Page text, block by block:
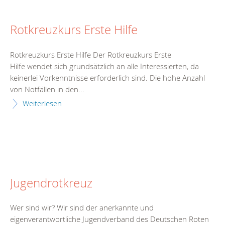
Rotkreuzkurs Erste Hilfe
Rotkreuzkurs Erste Hilfe Der Rotkreuzkurs Erste
Hilfe wendet sich grundsätzlich an alle Interessierten, da
keinerlei Vorkenntnisse erforderlich sind. Die hohe Anzahl
von Notfällen in den...
Weiterlesen
Jugendrotkreuz
Wer sind wir? Wir sind der anerkannte und
eigenverantwortliche Jugendverband des Deutschen Roten